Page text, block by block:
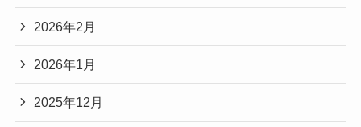
2026年2月
2026年1月
2025年12月